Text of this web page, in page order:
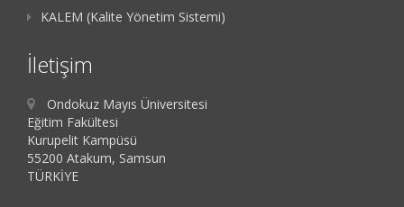
KALEM (Kalite Yönetim Sistemi)
İletişim
Ondokuz Mayıs Üniversitesi
Eğitim Fakültesi
Kurupelit Kampüsü
55200 Atakum, Samsun
TÜRKİYE